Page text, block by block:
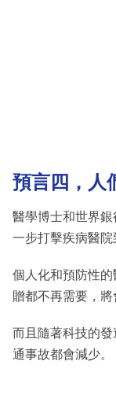
預言四，人
醫學博士和世界
一步打擊疾病醫院
個人化和預防性
贈都不再需要，將
而且隨著科技的
通事故都會減少。